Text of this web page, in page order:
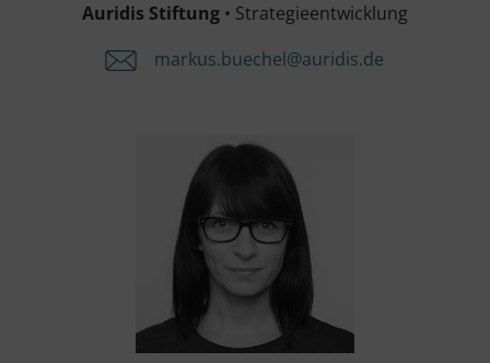
Auri­dis Stif­tung• Strategieentwicklung
markus.​buechel@​auridis.​de
Nan­cy Weber dos San­tos